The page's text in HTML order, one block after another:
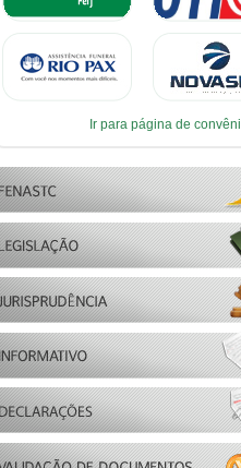
Ir para página de